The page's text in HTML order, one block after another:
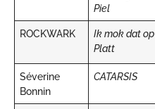
Piel
ROCKWARK
Ik mok dat op
Platt
Séverine
Bonnin
CATARSIS